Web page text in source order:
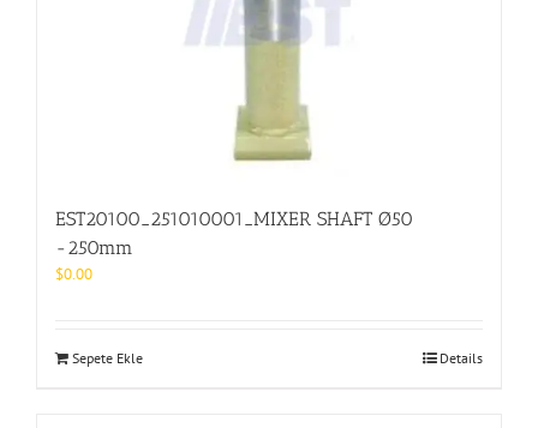
EST20100_251010001_MIXER SHAFT Ø50
-250mm
$0.00
Sepete Ekle Details